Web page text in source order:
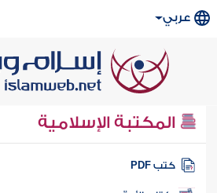
عربي
المكتبة الإسلامية
كتب PDF